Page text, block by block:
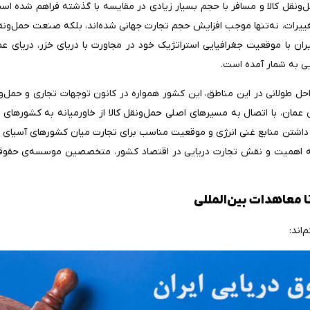
کالا و مسافر با حجم بسیار زیادی در مقایسه با گذشته فراهم شده
نه‌تنها موجب افزایش حجم تجارت جهانی شده‌اند، بلکه صنعت
با موقعیت جغرافیایی استراتژیک خود در مجاورت با دریای خزر، دریای
به شمار آمده است.
طولانی در این مناطق، این کشور همواره در کانون توجهات تجاری و
با اتصال به مسیرهای اصلی حمل‌ونقل کالا از خاورمیانه به
داشتن منابع غنی انرژی و موقعیت مناسب برای تجارت میان کشورهای آسیای
اهمیت و نقش تجارت دریایی در اقتصاد کشور، متخصصین موسسه‌ی حقوقی
معاهدات بین‌المللی